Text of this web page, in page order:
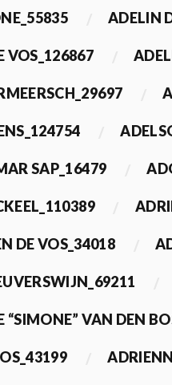
ADELIN
VOS_126867
SAP_16479
DE VOS_34018
“SIMONE” VAN DEN